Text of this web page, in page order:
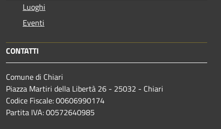
Luoghi
Eventi
CONTATTI
Comune di Chiari
Piazza Martiri della Libertà 26 - 25032 - Chiari
Codice Fiscale: 00606990174
Partita IVA: 00572640985